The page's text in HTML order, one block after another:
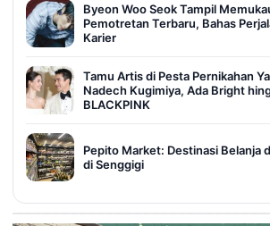
Byeon Woo Seok Tampil
Pemotretan Terbaru, Bahas
Karier
Tamu Artis di Pesta Pernikahan
Nadech Kugimiya, Ada Bright
BLACKPINK
Pepito Market: Destinasi Belanja
di Senggigi